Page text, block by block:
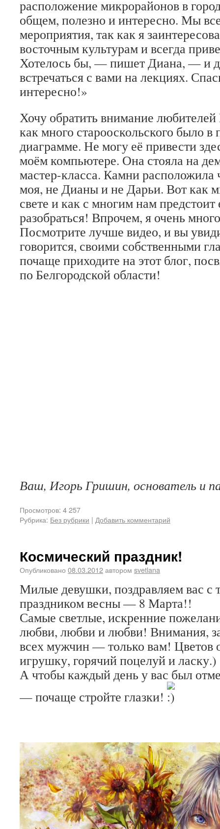
расположение микрорайонов в
общем, полезно и интересно. Мы
мероприятия, так как я
восточным культурам и всегда
Хотелось бы, — пишет Диана, — и
встречаться с вами на лекциях.
интересно!»
Хочу обратить внимание
как много старооскольского было в
диаграмме. Не могу её привести
моём компьютере. Она стояла на
мастер-класса. Камни расположила
моя, не Дианы и не Дарьи. Вот как
свете и как с многим нам
разобраться! Впрочем, я очень
Посмотрите лучше видео, и вы
говорится, своими собственными
почаще приходите на этот блог,
по Белгородской области!
Ваш, Игорь Гришин, основатель и
Просмотров: 4 257
Рубрика: Без рубрики | Добавить комментарий
Космический праздник!
Опубликовано 08.03.2012автором svetlana
Милые девушки, поздравляем вас с
праздником весны — 8 Марта!!
Самые светлые, искренние
любви, любви и любви! Внимания,
всех мужчин — только вам! Цветов
игрушку, горячий поцелуй и ласку.)
А чтобы каждый день у вас был
— почаще стройте глазки!